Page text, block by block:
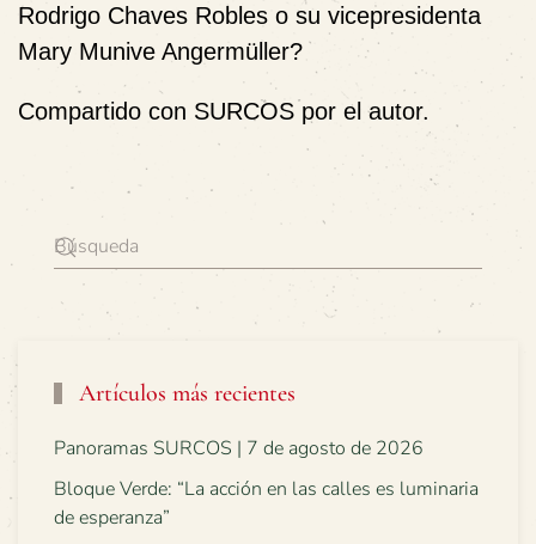
Rodrigo Chaves Robles o su vicepresidenta
Mary Munive Angermüller?
Compartido con SURCOS por el autor.
Artículos más recientes
Panoramas SURCOS | 7 de agosto de 2026
Bloque Verde: “La acción en las calles es luminaria
de esperanza”